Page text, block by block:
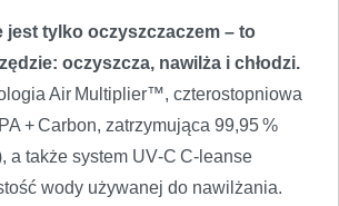
jest tylko oczyszczaczem – to
oczyszcza, nawilża i chłodzi.
Air Multiplier™, czterostopniowa
+ Carbon, zatrzymująca 99,95 %
a także system UV‑C C‑leanse
wody używanej do nawilżania.